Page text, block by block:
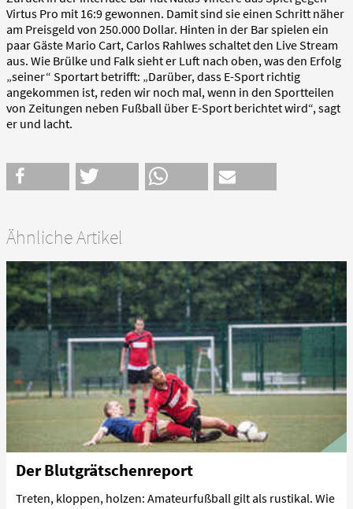
Virtus Pro mit 16:9 gewonnen. Damit sind sie einen Schritt näher
am Preisgeld von 250.000 Dollar. Hinten in der Bar spielen ein
paar Gäste Mario Cart, Carlos Rahlwes schaltet den Live Stream
aus. Wie Brülke und Falk sieht er Luft nach oben, was den Erfolg
„seiner“ Sportart betrifft: „Darüber, dass E-Sport richtig
angekommen ist, reden wir noch mal, wenn in den Sportteilen
von Zeitungen neben Fußball über E-Sport berichtet wird“, sagt
er und lacht.
Ähnliche Artikel
Der Blutgrätschenreport
Treten, kloppen, holzen: Amateurfußball gilt als rustikal. Wie